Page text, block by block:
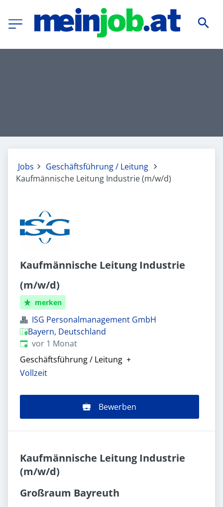
Jobs
Geschäftsführung / Leitung
Kaufmännische Leitung Industrie (m/w/d)
Kaufmännische Leitung Industrie
(m/w/d)
merken
ISG Personalmanagement GmbH
Bayern, Deutschland
Veröffentlicht:
vor 1 Monat
Geschäftsführung / Leitung +
Vollzeit
Bewerben
Kaufmännische Leitung Industrie
(m/w/d)
Großraum Bayreuth